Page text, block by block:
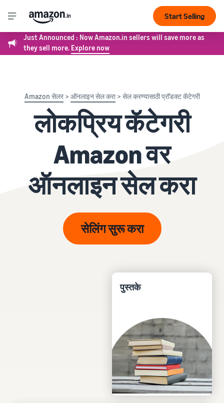
Start Selling
Just Announced : Now Amazon.in sellers will save more as
they sell more. Explore now
Amazon सेलर> ऑनलाइन सेल करा> सेल करण्यासाठी प्रॉडक्ट कॅटेगरी
लोकप्रिय कॅटेगरी
Amazon वर
ऑनलाइन सेल करा
सेलिंग सुरू करा
पुस्तके